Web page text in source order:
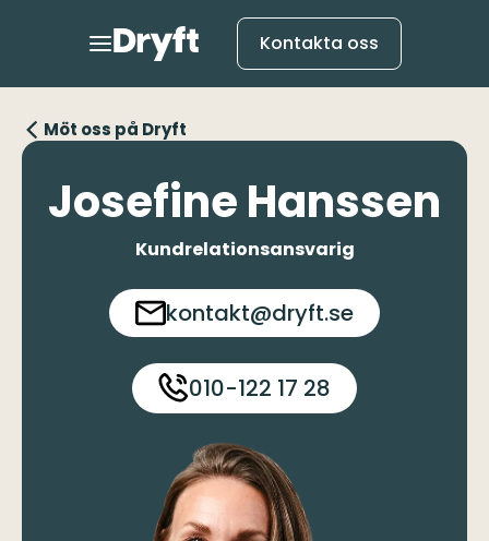
Kontakta oss
Möt oss på Dryft
Josefine Hanssen
Kundrelationsansvarig
kontakt@dryft.se
010-122 17 28